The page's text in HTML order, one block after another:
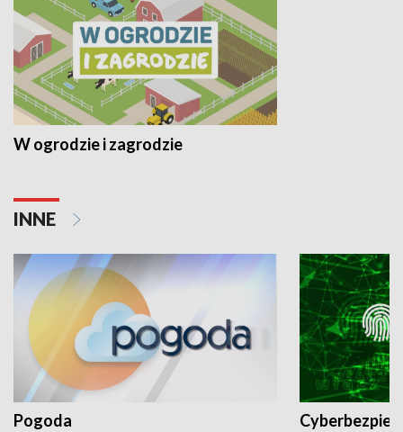
W ogrodzie i zagrodzie
INNE
Pogoda